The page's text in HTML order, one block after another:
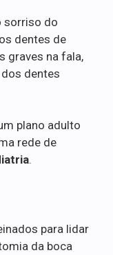
sorriso do
dentes de
graves na fala,
dentes
plano adulto
rede de
.
para lidar
da boca